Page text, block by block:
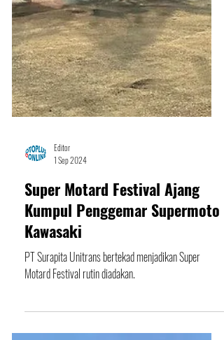
Editor
1 Sep 2024
Super Motard Festival Ajang
Kumpul Penggemar Supermoto
Kawasaki
Motard Festival rutin diadakan.